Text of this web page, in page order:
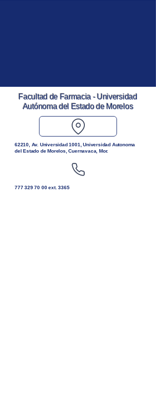
Facultad de Farmacia - Universidad
Autónoma del Estado de Morelos
62210, Av. Universidad 1001, Universidad Autonoma
del Estado de Morelos, Cuernavaca, Mor.
777 329 70 00ext. 3365